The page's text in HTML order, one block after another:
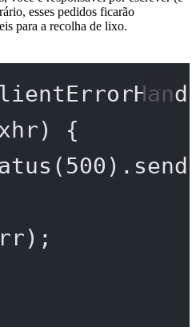
esses pedidos ficarão
para a recolha de lixo.
{
( 500 ). send